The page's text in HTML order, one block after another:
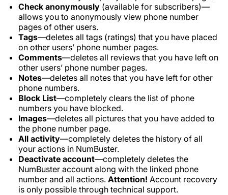
Check anonymously (available for subscribers)—
allows you to anonymously view phone number
pages of other users.
Tags—deletes all tags (ratings) that you have placed
on other users’ phone number pages.
Comments—deletes all reviews that you have left on
other users’ phone number pages.
Notes—deletes all notes that you have left for other
phone numbers.
Block List—completely clears the list of phone
numbers you have blocked.
Images—deletes all pictures that you have added to
the phone number page.
All activity—completely deletes the history of all
your actions in NumBuster.
Deactivate account—completely deletes the
NumBuster account along with the linked phone
number and all actions. Attention! Account recovery
is only possible through technical support.